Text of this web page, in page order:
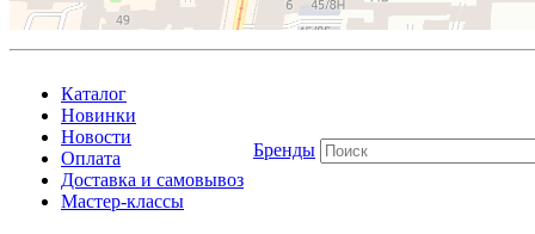
Каталог
Новинки
Новости
Оплата
Доставка и самовывоз
Мастер-классы
Бренды